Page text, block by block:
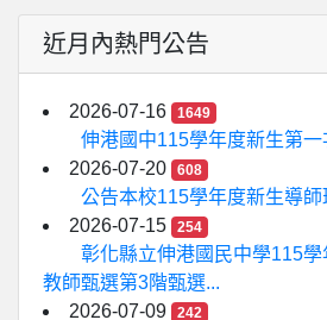
近月內熱門公告
2026-07-16 1649
伸港國中115學年度新生第
2026-07-20
608
公告本校115學年度新生導
2026-07-15
254
彰化縣立伸港國民中學115
教師甄選第3階甄選...
2026-07-09
242